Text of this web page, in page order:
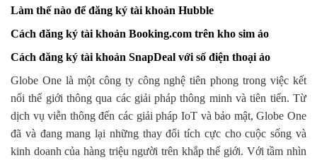
Làm thế nào để đăng ký tài khoản Hubble
Cách đăng ký tài khoản Booking.com trên kho sim ảo
Cách đăng ký tài khoản SnapDeal với số điện thoại ảo
Globe One là một công ty công nghệ tiên phong trong việc kết
nối thế giới thông qua các giải pháp thông minh và tiên tiến. Từ
dịch vụ viễn thông đến các giải pháp IoT và bảo mật, Globe One
đã và đang mang lại những thay đổi tích cực cho cuộc sống và
kinh doanh của hàng triệu người trên khắp thế giới. Với tầm nhìn